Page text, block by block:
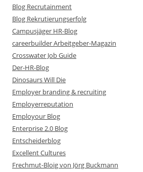
Blog Recrutainment
Blog Rekrutierungserfolg
Campusjäger HR-Blog
careerbuilder Arbeitgeber-Magazin
Crosswater Job Guide
Der-HR-Blog
Dinosaurs Will Die
Employer branding & recruiting
Employerreputation
Employour Blog
Enterprise 2.0 Blog
Entscheiderblog
Excellent Cultures
Frechmut-Bloig von Jörg Buckmann